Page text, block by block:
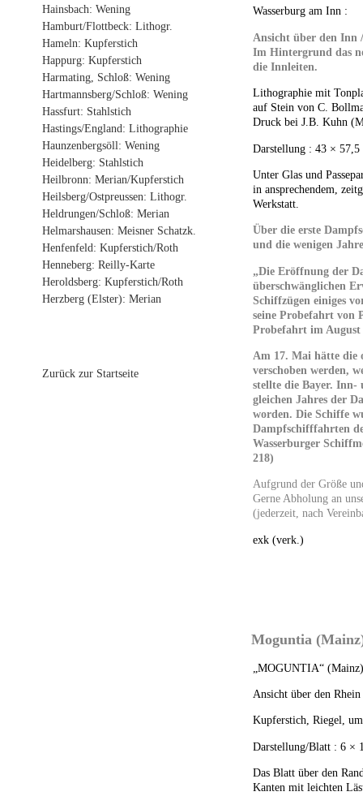
Hainsbach: Wening
Hamburt/Flottbeck: Lithogr.
Hameln: Kupferstich
Happurg: Kupferstich
Harmating, Schloß: Wening
Hartmannsberg/Schloß: Wening
Hassfurt: Stahlstich
Hastings/England: Lithographie
Haunzenbergsöll: Wening
Heidelberg: Stahlstich
Heilbronn: Merian/Kupferstich
Heilsberg/Ostpreussen: Lithogr.
Heldrungen/Schloß: Merian
Helmarshausen: Meisner Schatzk.
Henfenfeld: Kupferstich/Roth
Henneberg: Reilly-Karte
Heroldsberg: Kupferstich/Roth
Herzberg (Elster): Merian
Zurück zur Startseite
Wasserburg am Inn :
Ansicht über den Inn
Im Hintergrund das
die Innleiten.
Lithographie mit
auf Stein von C.
Druck bei J.B. Kuhn
Darstellung : 43 × 57,5
Unter Glas und
in ansprechendem,
Werkstatt.
Über die erste
und die wenigen
„Die Eröffnung der
überschwänglichen
Schiffzügen einiges
seine Probefahrt von
Probefahrt im
Am 17. Mai hätte die
verschoben werden,
stellte die Bayer. Inn-
gleichen Jahres der
worden. Die Schiffe
Dampfschifffahrten
Wasserburger
218)
Aufgrund der Größe
Gerne Abholung an
(jederzeit, nach
exk (verk.)
Moguntia
„MOGUNTIA“ (Mainz)
Ansicht über den Rhein
Kupferstich, Riegel,
Darstellung/Blatt : 6 ×
Das Blatt über den
Kanten mit leichten